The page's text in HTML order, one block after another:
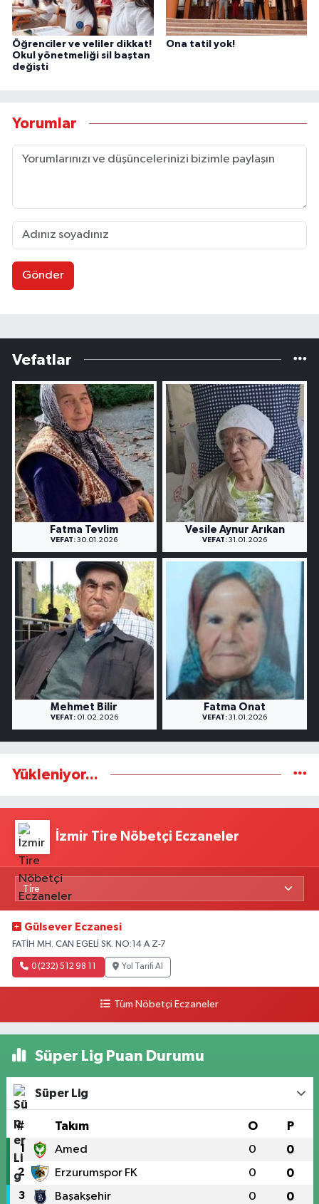
Öğrenciler ve veliler dikkat!
Okul yönetmeliği sil baştan
değişti
Ona tatil yok!
Yorumlar
Gönder
Vefatlar
Fatma Tevlim
VEFAT: 30.01.2026
Vesile Aynur Arıkan
VEFAT: 31.01.2026
Mehmet Bilir
VEFAT:01.02.2026
Fatma Onat
VEFAT: 31.01.2026
Yükleniyor...
İzmir Tire Nöbetçi Eczaneler
Gülsever Eczanesi
FATİH MH. CAN EGELİ SK. NO:14 A Z-7
0 (232) 512 98 11 Yol Tarifi Al
Tüm Nöbetçi Eczaneler
Süper Lig Puan Durumu
Süper Lig
# Takım O P
1 Amed 0 0
2 Erzurumspor FK 0 0
3 Başakşehir 0 0